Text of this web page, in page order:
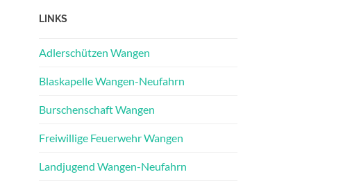
LINKS
Adlerschützen Wangen
Blaskapelle Wangen-Neufahrn
Burschenschaft Wangen
Freiwillige Feuerwehr Wangen
Landjugend Wangen-Neufahrn